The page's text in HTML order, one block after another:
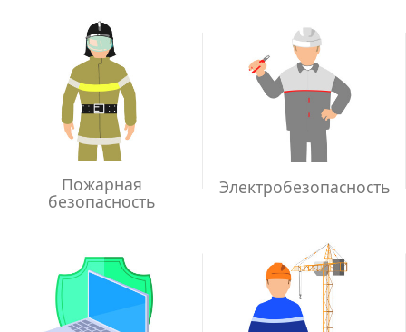
Пожарная
безопасность
Электробезопасность